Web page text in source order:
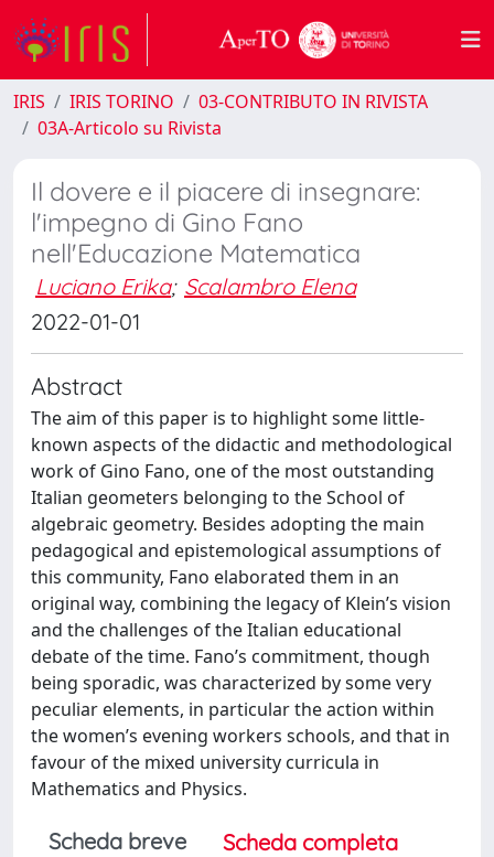
IRIS IRIS TORINO
03-CONTRIBUTO IN RIVISTA
03A-Articolo su Rivista
Il dovere e il piacere di insegnare:
l'impegno di Gino Fano
nell'Educazione Matematica
Luciano Erika; Scalambro Elena
2022-01-01
Abstract
The aim of this paper is to highlight some little-
known aspects of the didactic and methodological
work of Gino Fano, one of the most outstanding
Italian geometers belonging to the School of
algebraic geometry. Besides adopting the main
pedagogical and epistemological assumptions of
this community, Fano elaborated them in an
original way, combining the legacy of Klein’s vision
and the challenges of the Italian educational
debate of the time. Fano’s commitment, though
being sporadic, was characterized by some very
peculiar elements, in particular the action within
the women’s evening workers schools, and that in
favour of the mixed university curricula in
Mathematics and Physics.
Scheda breve
Scheda completa